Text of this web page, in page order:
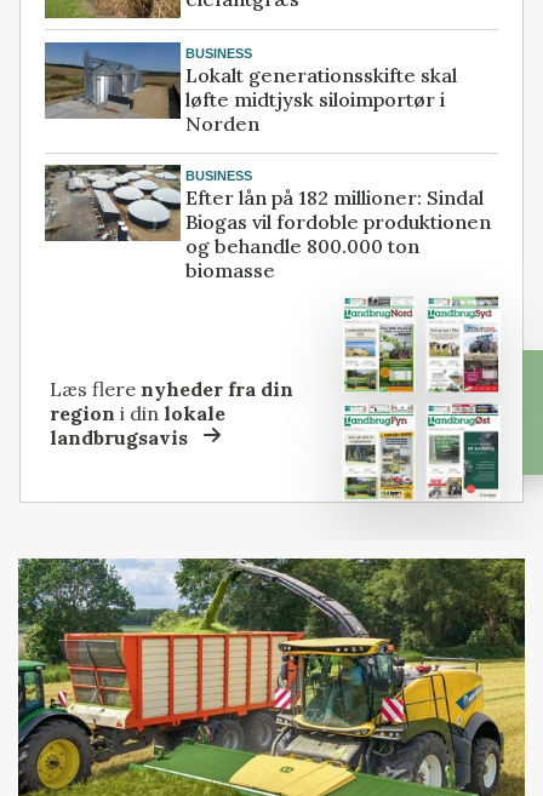
BUSINESS
Lokalt generationsskifte skal
løfte midtjysk siloimportør i
Norden
BUSINESS
Efter lån på 182 millioner: Sindal
Biogas vil fordoble produktionen
og behandle 800.000 ton
biomasse
Læs flere nyheder fra din
region i dinlokale
landbrugsavis